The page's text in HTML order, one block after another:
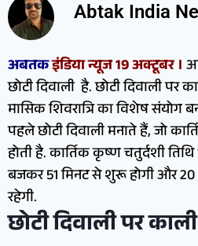
Abtak India
अबतकइंडिया न्यूज 19 अक्टूबर ।
छोटी दिवाली है. छोटी दिवाली पर
मासिक शिवरात्रि का विशेष संयोग
पहले छोटी दिवाली मनाते हैं, जो
होती है. कार्तिक कृष्ण चतुर्दशी
बजकर 51 मिनट से शुरू होगी और
रहेगी.
छोटी दिवाली पर